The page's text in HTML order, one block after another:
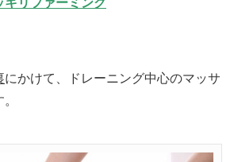
キリファーミング
にかけて、ドレーニング中心のマッサ